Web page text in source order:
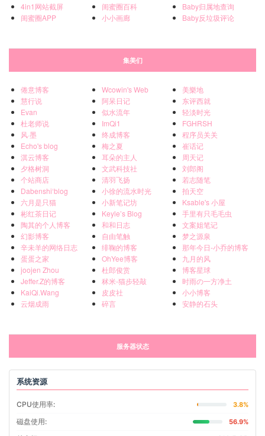
4in1网站截屏
闺蜜圈APP
闺蜜圈百科
小小画廊
Baby归属地查询
Baby反垃圾评论
集美们
倦意博客
慧行说
Evan
杜老师说
风·墨
Echo's blog
淇云博客
夕格树洞
个站商店
Dabenshi‘blog
六月是只猫
彬红茶日记
陶其的个人博客
幻影博客
辛未羊的网络日志
蛋蛋之家
joojen Zhou
Jeffer.Z的博客
KaiQi.Wang
云烟成雨
Wcowin's Web
阿呆日记
似水流年
ImQi1
终成博客
梅之夏
耳朵的主人
文武科技社
清羽飞扬
小徐的流水时光
小新笔记坊
Keyle’s Blog
和和日志
自由笔触
绯鞠的博客
OhYee博客
杜郎俊赏
秫米-猫步轻敲
皮皮社
碎言
美樂地
东评西就
轻淡时光
FGHRSH
程序员关关
崔话记
周天记
刘郎阁
若志随笔
拍天空
Ksable's 小屋
手里有只毛毛虫
文案姐笔记
梦之源泉
那年今日-小乔的博客
九月的风
博客星球
时雨の一方净土
小小博客
安静的石头
服务器状态
系统资源
CPU使用率: 3.8%
磁盘使用: 56.9%